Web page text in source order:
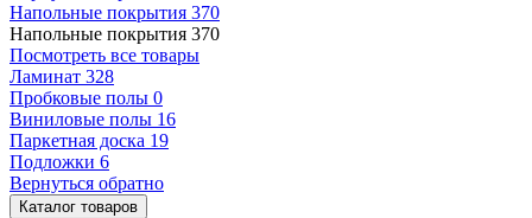
Напольные покрытия 370
Напольные покрытия 370
Посмотреть все товары
Ламинат 328
Пробковые полы 0
Виниловые полы 16
Паркетная доска 19
Подложки 6
Вернуться обратно
Каталог товаров